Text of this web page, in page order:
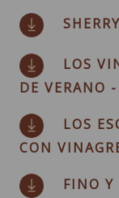
LOS
DE VERANO
LOS
CON
FINO